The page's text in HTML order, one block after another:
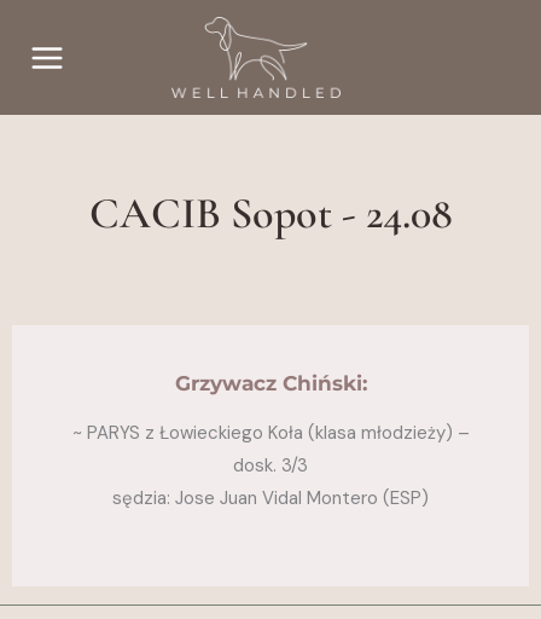
CACIB Sopot - 24.08
Grzywacz Chiński:
~ PARYS z Łowieckiego Koła (klasa młodzieży) –
dosk. 3/3
sędzia: Jose Juan Vidal Montero (ESP)